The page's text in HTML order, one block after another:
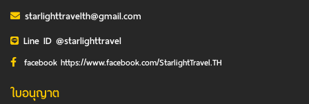
starlighttravelth@gmail.com
Line ID @starlighttravel
facebook https://www.facebook.com/StarlightTravel.TH
ใบอนุญาต